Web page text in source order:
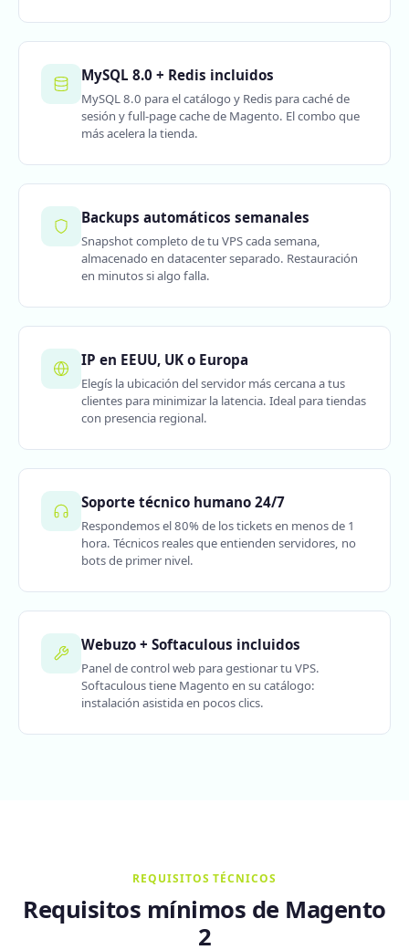
MySQL 8.0 + Redis incluidos
MySQL 8.0 para el catálogo y Redis para caché de
sesión y full-page cache de Magento. El combo que
más acelera la tienda.
Backups automáticos semanales
Snapshot completo de tu VPS cada semana,
almacenado en datacenter separado. Restauración
en minutos si algo falla.
IP en EEUU, UK o Europa
Elegís la ubicación del servidor más cercana a tus
clientes para minimizar la latencia. Ideal para tiendas
con presencia regional.
Soporte técnico humano 24/7
Respondemos el 80% de los tickets en menos de 1
hora. Técnicos reales que entienden servidores, no
bots de primer nivel.
Webuzo + Softaculous incluidos
Panel de control web para gestionar tu VPS.
Softaculous tiene Magento en su catálogo:
instalación asistida en pocos clics.
REQUISITOS TÉCNICOS
Requisitos mínimos de Magento
2